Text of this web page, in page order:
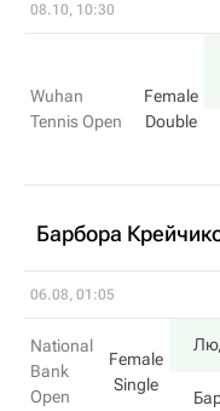
08.10, 10:30
Wuhan
Tennis Open
Female
Double
Барбора
06.08, 01:05
National
Bank
Open
Female
Single